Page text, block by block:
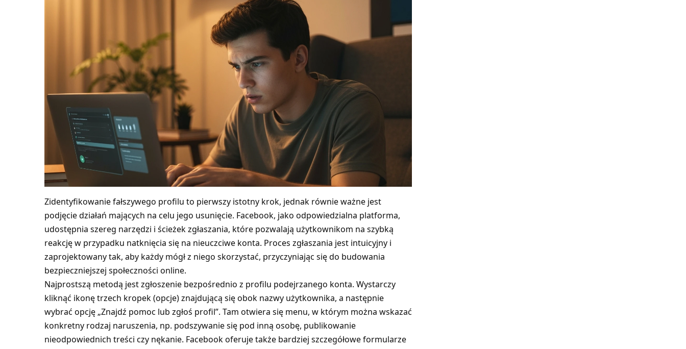
Zidentyfikowanie fałszywego profilu to pierwszy istotny krok, jednak równie ważne jest
podjęcie działań mających na celu jego usunięcie. Facebook, jako odpowiedzialna platforma,
udostępnia szereg narzędzi i ścieżek zgłaszania, które pozwalają użytkownikom na szybką
reakcję w przypadku natknięcia się na nieuczciwe konta. Proces zgłaszania jest intuicyjny i
zaprojektowany tak, aby każdy mógł z niego skorzystać, przyczyniając się do budowania
bezpieczniejszej społeczności online.
Najprostszą metodą jest zgłoszenie bezpośrednio z profilu podejrzanego konta. Wystarczy
kliknąć ikonę trzech kropek (opcje) znajdującą się obok nazwy użytkownika, a następnie
wybrać opcję „Znajdź pomoc lub zgłoś profil”. Tam otwiera się menu, w którym można wskazać
konkretny rodzaj naruszenia, np. podszywanie się pod inną osobę, publikowanie
nieodpowiednich treści czy nękanie. Facebook oferuje także bardziej szczegółowe formularze